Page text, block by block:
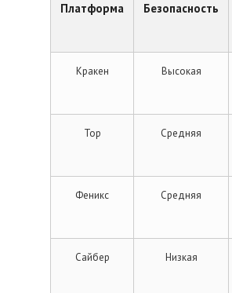
Платформа Безопасность
Кракен Высокая
Тор Средняя
Феникс Средняя
Сайбер Низкая